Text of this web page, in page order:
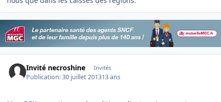
Invité necroshine Invités
Publication:30 juillet 201313 ans